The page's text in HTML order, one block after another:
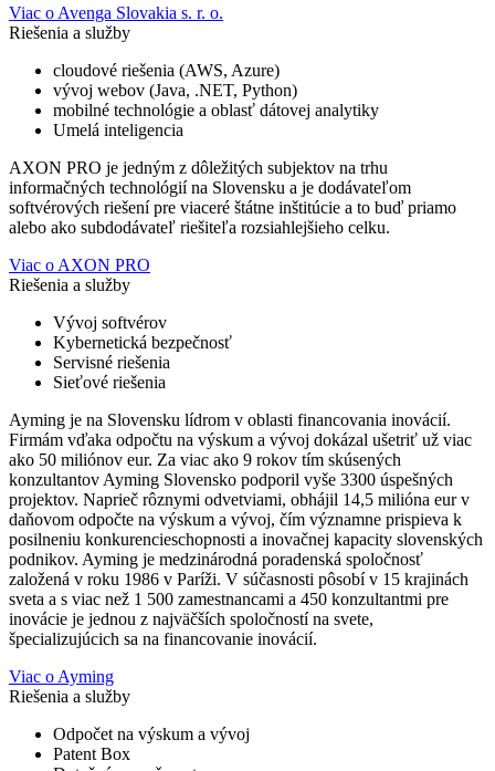
Viac o Avenga Slovakia s. r. o.
Riešenia a služby
cloudové riešenia (AWS, Azure)
vývoj webov (Java, .NET, Python)
mobilné technológie a oblasť dátovej analytiky
Umelá inteligencia
AXON PRO je jedným z dôležitých subjektov na trhu
informačných technológií na Slovensku a je dodávateľom
softvérových riešení pre viaceré štátne inštitúcie a to buď priamo
alebo ako subdodávateľ riešiteľa rozsiahlejšieho celku.
Viac o AXON PRO
Riešenia a služby
Vývoj softvérov
Kybernetická bezpečnosť
Servisné riešenia
Sieťové riešenia
Ayming je na Slovensku lídrom v oblasti financovania inovácií.
Firmám vďaka odpočtu na výskum a vývoj dokázal ušetriť už viac
ako 50 miliónov eur. Za viac ako 9 rokov tím skúsených
konzultantov Ayming Slovensko podporil vyše 3300 úspešných
projektov. Naprieč rôznymi odvetviami, obhájil 14,5 milióna eur v
daňovom odpočte na výskum a vývoj, čím významne prispieva k
posilneniu konkurencieschopnosti a inovačnej kapacity slovenských
podnikov. Ayming je medzinárodná poradenská spoločnosť
založená v roku 1986 v Paríži. V súčasnosti pôsobí v 15 krajinách
sveta a s viac než 1 500 zamestnancami a 450 konzultantmi pre
inovácie je jednou z najväčších spoločností na svete,
špecializujúcich sa na financovanie inovácií.
Viac o Ayming
Riešenia a služby
Odpočet na výskum a vývoj
Patent Box